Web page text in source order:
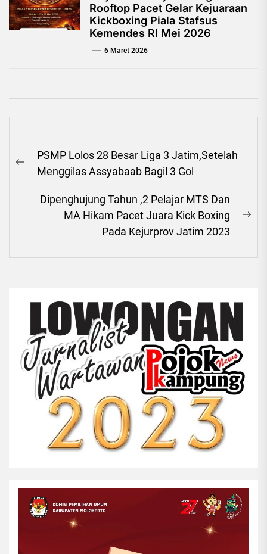
Rooftop Pacet Gelar Kejuaraan
Kickboxing Piala Stafsus
Kemendes RI Mei 2026
6 Maret 2026
pos
Previous
PSMP Lolos 28 Besar Liga 3 Jatim,Setelah
Menggilas Assyabaab Bagil 3 Gol
Dipenghujung Tahun ,2 Pelajar MTS Dan
MA Hikam Pacet Juara Kick Boxing
Pada Kejurprov Jatim 2023